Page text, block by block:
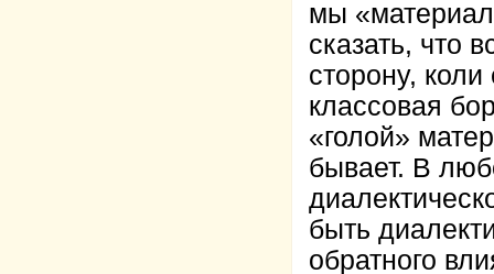
мы
сказать, что
сторону, коли
классовая
«голой»
бывает. В
быть
обратного